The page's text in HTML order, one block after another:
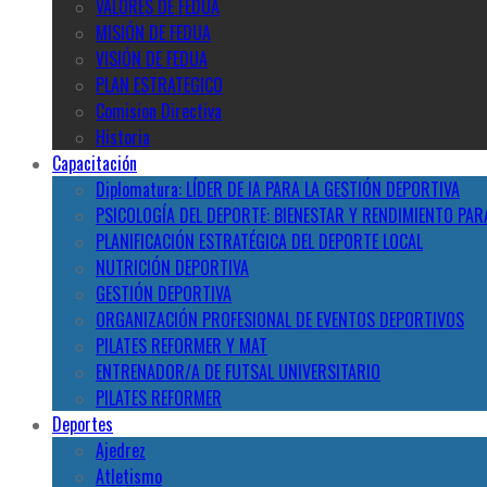
VALORES DE FEDUA
MISIÓN DE FEDUA
VISIÓN DE FEDUA
PLAN ESTRATEGICO
Comision Directiva
Historia
Capacitación
Diplomatura: LÍDER DE IA PARA LA GESTIÓN DEPORTIVA
PSICOLOGÍA DEL DEPORTE: BIENESTAR Y RENDIMIENTO
PLANIFICACIÓN ESTRATÉGICA DEL DEPORTE LOCAL
NUTRICIÓN DEPORTIVA
GESTIÓN DEPORTIVA
ORGANIZACIÓN PROFESIONAL DE EVENTOS DEPORTIVOS
PILATES REFORMER Y MAT
ENTRENADOR/A DE FUTSAL UNIVERSITARIO
PILATES REFORMER
Deportes
Ajedrez
Atletismo